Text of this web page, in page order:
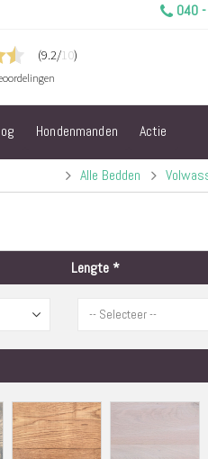
040
Hondenmanden Actie
Alle Bedden
Lengte